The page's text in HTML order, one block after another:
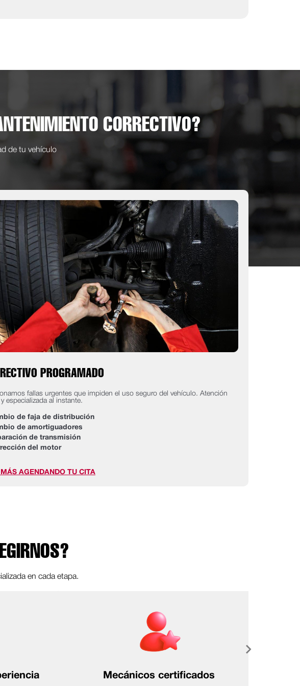
CORRECTIVO?
de tu vehículo
PROGRAMADO
fallas urgentes que impiden el uso seguro del vehículo. Atención
especializada al instante.
de faja de distribución
de amortiguadores
de transmisión
del motor
AGENDANDO TU CITA
en cada etapa.
Mecánicos certificados